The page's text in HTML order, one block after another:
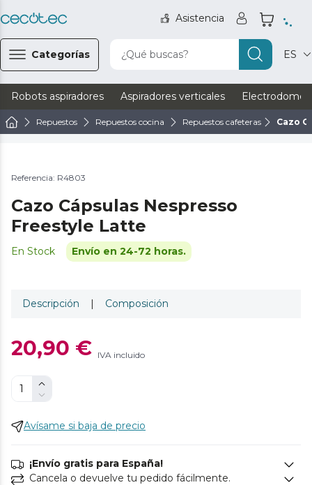
Asistencia
Categorías ¿Qué buscas? ES
Robots aspiradores Aspiradores verticales
Repuestos Repuestos cocina Repuestos cafeteras Cazo
Referencia: R4803
Cazo Cápsulas Nespresso
Freestyle Latte
En Stock Envío en 24-72 horas.
Descripción | Composición
20,90 € IVA incluido
Avísame si baja de precio
¡Envío gratis para España!
Cancela o devuelve tu pedido fácilmente.